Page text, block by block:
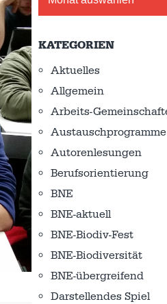
KATEGORIEN
Aktuelles
Allgemein
Arbeits-
Austausch­programme
Autorenlesungen
Berufsorientierung
BNE
BNE-aktuell
BNE-Biodiv-Fest
BNE-Biodiversität
BNE-übergreifend
Darstellendes Spiel